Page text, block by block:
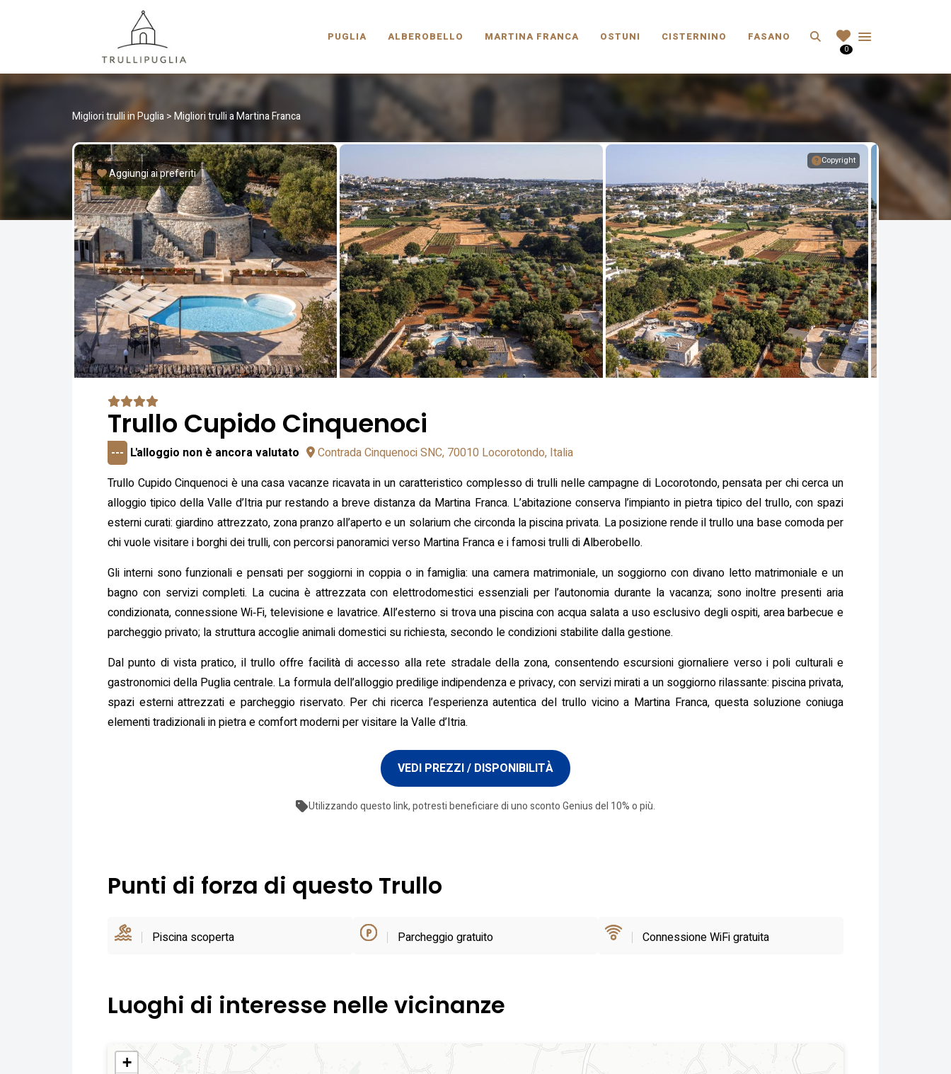
PUGLIA ALBEROBELLO MARTINA FRANCA OSTUNI CISTERNINO FASANO Search
0
Migliori trulli in Puglia>Migliori trulli a Martina Franca
Copyright
Aggiungi ai preferiti
Trullo Cupido Cinquenoci
--- L'alloggio non è ancora valutato
Contrada Cinquenoci SNC, 70010 Locorotondo, Italia
Trullo Cupido Cinquenoci è una casa vacanze ricavata in un caratteristico complesso di trulli nelle campagne di Locorotondo, pensata per chi cerca un
alloggio tipico della Valle d’Itria pur restando a breve distanza da Martina Franca. L’abitazione conserva l’impianto in pietra tipico del trullo, con spazi
esterni curati: giardino attrezzato, zona pranzo all’aperto e un solarium che circonda la piscina privata. La posizione rende il trullo una base comoda per
chi vuole visitare i borghi dei trulli, con percorsi panoramici verso Martina Franca e i famosi trulli di Alberobello.
Gli interni sono funzionali e pensati per soggiorni in coppia o in famiglia: una camera matrimoniale, un soggiorno con divano letto matrimoniale e un
bagno con servizi completi. La cucina è attrezzata con elettrodomestici essenziali per l’autonomia durante la vacanza; sono inoltre presenti aria
condizionata, connessione Wi‑Fi, televisione e lavatrice. All’esterno si trova una piscina con acqua salata a uso esclusivo degli ospiti, area barbecue e
parcheggio privato; la struttura accoglie animali domestici su richiesta, secondo le condizioni stabilite dalla gestione.
Dal punto di vista pratico, il trullo offre facilità di accesso alla rete stradale della zona, consentendo escursioni giornaliere verso i poli culturali e
gastronomici della Puglia centrale. La formula dell’alloggio predilige indipendenza e privacy, con servizi mirati a un soggiorno rilassante: piscina privata,
spazi esterni attrezzati e parcheggio riservato. Per chi ricerca l’esperienza autentica del trullo vicino a Martina Franca, questa soluzione coniuga
elementi tradizionali in pietra e comfort moderni per visitare la Valle d’Itria.
VEDI PREZZI / DISPONIBILITÀ
Utilizzando questo link, potresti beneficiare di uno sconto Genius del 10% o più.
Punti di forza di questo Trullo
Piscina scoperta Parcheggio gratuito Connessione WiFi gratuita
Luoghi di interesse nelle vicinanze
+